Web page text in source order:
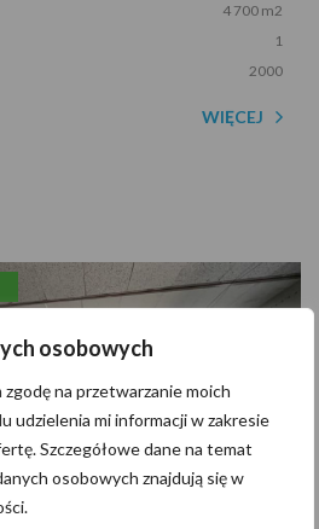
osobowych
zgodę na przetwarzanie moich
udzielenia mi informacji w zakresie
Szczegółowe dane na temat
osobowych znajdują się w
4 700 m2
1
2000
WIĘCEJ